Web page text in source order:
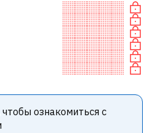
ознакомиться с